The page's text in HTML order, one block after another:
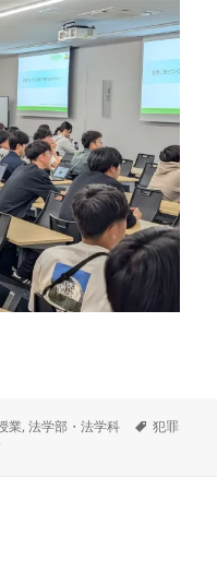
業,法学部・法学科
タ
犯罪
講演いただきました に